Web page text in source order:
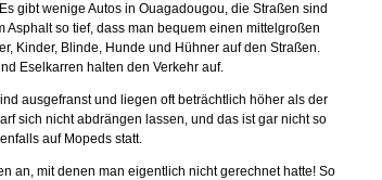
gibt wenige Autos in Ouagadougou, die Straßen sind
so tief, dass man bequem einen mittelgroßen
Kinder, Blinde, Hunde und Hühner auf den Straßen.
Eselkarren halten den Verkehr auf.
ausgefranst und liegen oft beträchtlich höher als der
sich nicht abdrängen lassen, und das ist gar nicht so
auf Mopeds statt.
an, mit denen man eigentlich nicht gerechnet hatte! So